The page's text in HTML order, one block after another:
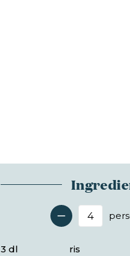
ris
3 dl